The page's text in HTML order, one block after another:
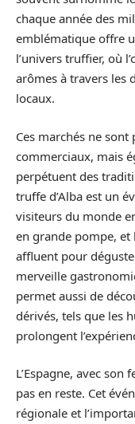
chaque année des
emblématique offre
l’univers truffier, où
arômes à travers les
locaux.
Ces marchés ne sont
commerciaux, mais
perpétuent des
truffe d’Alba est un
visiteurs du monde
en grande pompe, et
affluent pour
merveille
permet aussi de
dérivés, tels que les
prolongent
L’Espagne, avec son
pas en reste. Cet
régionale et